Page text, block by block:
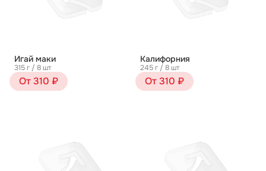
Игай маки
315 г / 8 шт
От 310 ₽
Калифорния
245 г / 8 шт
От 310 ₽